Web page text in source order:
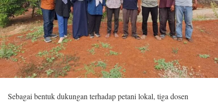
Sebagai bentuk dukungan terhadap petani lokal, tiga dosen